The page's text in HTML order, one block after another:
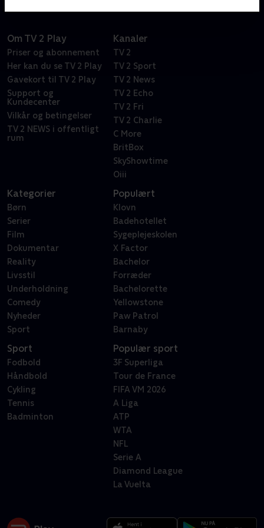
Om TV 2 Play
Priser og abonnement
Her kan du se TV 2 Play
Gavekort til TV 2 Play
Support og
Kundecenter
Vilkår og betingelser
TV 2 NEWS i offentligt
rum
Kanaler
TV 2
TV 2 Sport
TV 2 News
TV 2 Echo
TV 2 Fri
TV 2 Charlie
C More
BritBox
SkyShowtime
Oiii
Kategorier
Børn
Serier
Film
Dokumentar
Reality
Livsstil
Underholdning
Comedy
Nyheder
Sport
Populært
Klovn
Badehotellet
Sygeplejeskolen
X Factor
Bachelor
Forræder
Bachelorette
Yellowstone
Paw Patrol
Barnaby
Sport
Fodbold
Håndbold
Cykling
Tennis
Badminton
Populær sport
3F Superliga
Tour de France
FIFA VM 2026
A Liga
ATP
WTA
NFL
Serie A
Diamond League
La Vuelta